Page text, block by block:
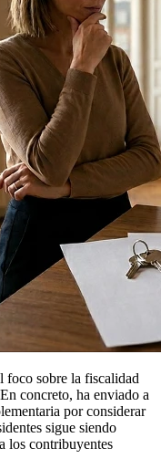
foco sobre la fiscalidad
concreto, ha enviado a
por considerar
sigue siendo
los contribuyentes